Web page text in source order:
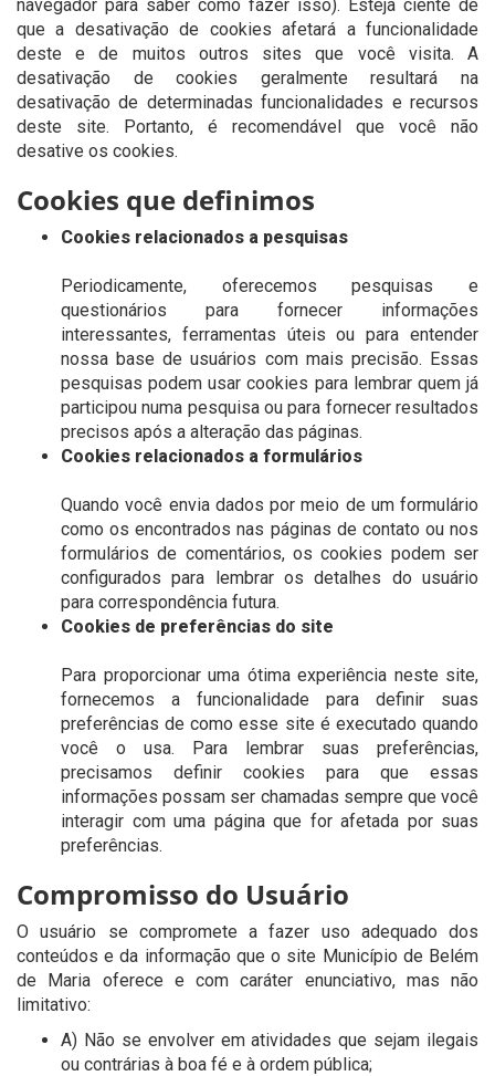
navegador para saber como fazer isso). Esteja ciente de
que a desativação de cookies afetará a funcionalidade
deste e de muitos outros sites que você visita. A
desativação de cookies geralmente resultará na
desativação de determinadas funcionalidades e recursos
deste site. Portanto, é recomendável que você não
desative os cookies.
Cookies que definimos
Cookies relacionados a pesquisas
Periodicamente, oferecemos pesquisas e
questionários para fornecer informações
interessantes, ferramentas úteis ou para entender
nossa base de usuários com mais precisão. Essas
pesquisas podem usar cookies para lembrar quem já
participou numa pesquisa ou para fornecer resultados
precisos após a alteração das páginas.
Cookies relacionados a formulários
Quando você envia dados por meio de um formulário
como os encontrados nas páginas de contato ou nos
formulários de comentários, os cookies podem ser
configurados para lembrar os detalhes do usuário
para correspondência futura.
Cookies de preferências do site
Para proporcionar uma ótima experiência neste site,
fornecemos a funcionalidade para definir suas
preferências de como esse site é executado quando
você o usa. Para lembrar suas preferências,
precisamos definir cookies para que essas
informações possam ser chamadas sempre que você
interagir com uma página que for afetada por suas
preferências.
Compromisso do Usuário
O usuário se compromete a fazer uso adequado dos
conteúdos e da informação que o site Município de Belém
de Maria oferece e com caráter enunciativo, mas não
limitativo:
A) Não se envolver em atividades que sejam ilegais
ou contrárias à boa fé e à ordem pública;